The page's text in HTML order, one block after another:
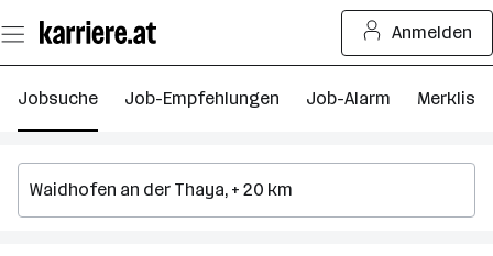
Seiteninhalt
springen
Anmelden
Jobsuche Job-Empfehlungen Job-Alarm Merkliste